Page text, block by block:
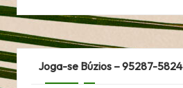
Joga-se Búzios – 95287-5824